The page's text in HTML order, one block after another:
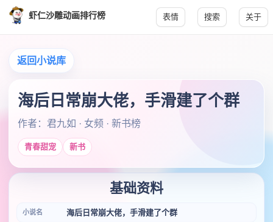
虾仁沙雕动画排行榜 表情 搜索 关于
返回小说库
海后日常崩大佬，手滑建了个群
作者：君九如 · 女频 · 新书榜
青春甜宠 新书
基础资料
小说名 海后日常崩大佬，手滑建了个群